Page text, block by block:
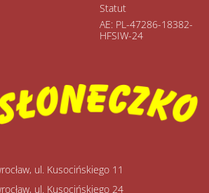
Statut
AE: PL-47286-18382-
HFSIW-24
ul. Kusocińskiego 11
ul. Kusocińskiego 24